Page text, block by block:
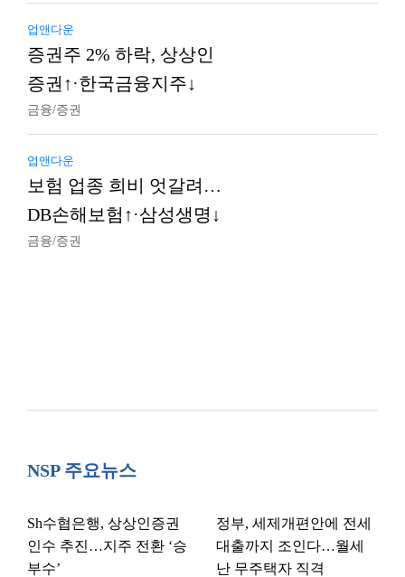
업앤다운
증권주 2% 하락, 상상인
증권↑·한국금융지주↓
금융/증권
업앤다운
보험 업종 희비 엇갈려…
DB손해보험↑·삼성생명↓
금융/증권
NSP 주요뉴스
Sh수협은행, 상상인증권
인수 추진…지주 전환 ‘승
부수’
정부, 세제개편안에 전세
대출까지 조인다…월세
난 무주택자 직격